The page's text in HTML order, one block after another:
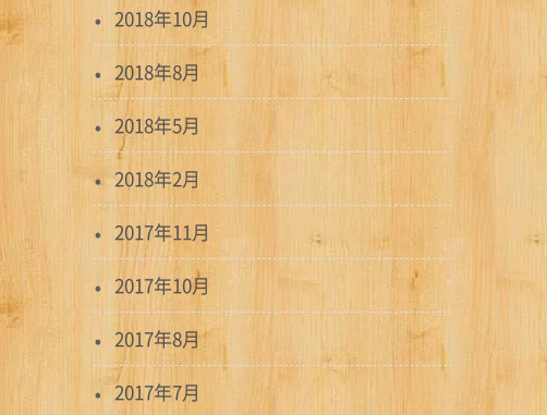
2018年10月
2018年8月
2018年5月
2018年2月
2017年11月
2017年10月
2017年8月
2017年7月